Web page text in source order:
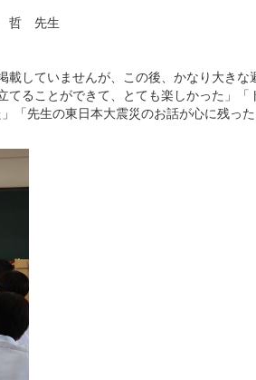
哲 先生
していませんが、この後、かなり大きな
ることができて、とても楽しかった」「
「先生の東日本大震災のお話が心に残っ